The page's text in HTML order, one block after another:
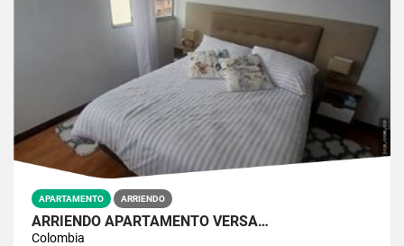
APARTAMENTO ARRIENDO
ARRIENDO APARTAMENTO VERSA…
Colombia